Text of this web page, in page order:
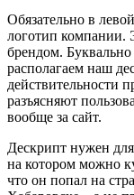
Обязательно в
логотип компании.
брендом.
располагаем наш
действительности
разъясняют
вообще за сайт.
Дескрипт нужен
на котором можно
что он попал на